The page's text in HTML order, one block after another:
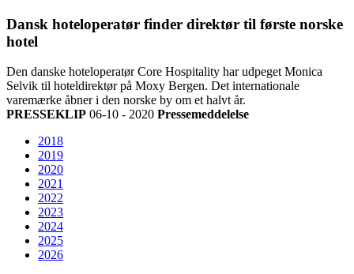
Dansk hoteloperatør finder direktør til første norske
hotel
Den danske hoteloperatør Core Hospitality har udpeget Monica
Selvik til hoteldirektør på Moxy Bergen. Det internationale
varemærke åbner i den norske by om et halvt år.
PRESSEKLIP 06-10 - 2020 Pressemeddelelse
2018
2019
2020
2021
2022
2023
2024
2025
2026